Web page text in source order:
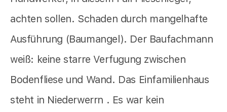
achten sollen. Schaden durch mangelhafte
Ausführung (Baumangel). Der Baufachmann
weiß: keine starre Verfugung zwischen
Bodenfliese und Wand. Das Einfamilienhaus
steht in Niederwerrn . Es war kein